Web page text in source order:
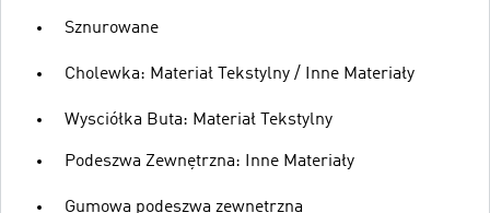
Sznurowane
Cholewka: Materiał Tekstylny / Inne Materiały
Wysciółka Buta: Materiał Tekstylny
Podeszwa Zewnętrzna: Inne Materiały
Gumowa podeszwa zewnętrzna